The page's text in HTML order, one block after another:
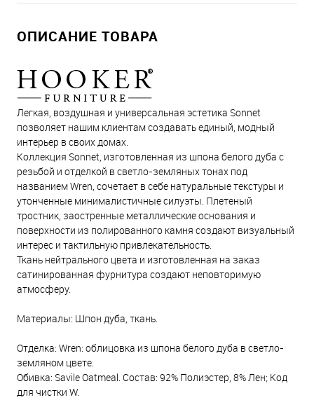
ОПИСАНИЕ ТОВАРА
Легкая, воздушная и универсальная эстетика Sonnet
позволяет нашим клиентам создавать единый, модный
интерьер в своих домах.
Коллекция Sonnet, изготовленная из шпона белого дуба с
резьбой и отделкой в светло-земляных тонах под
названием Wren, сочетает в себе натуральные текстуры и
утонченные минималистичные силуэты. Плетеный
тростник, заостренные металлические основания и
поверхности из полированного камня создают визуальный
интерес и тактильную привлекательность.
Ткань нейтрального цвета и изготовленная на заказ
сатинированная фурнитура создают неповторимую
атмосферу.
Материалы: Шпон дуба, ткань.
Отделка: Wren: облицовка из шпона белого дуба в светло-
земляном цвете.
Обивка: Savile Oatmeal. Состав: 92% Полиэстер, 8% Лен; Код
для чистки W.